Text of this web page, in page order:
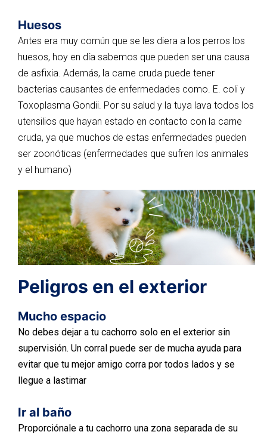
Huesos
Antes era muy común que se les diera a los perros los
huesos, hoy en día sabemos que pueden ser una causa
de asfixia. Además, la carne cruda puede tener
bacterias causantes de enfermedades como. E. coli y
Toxoplasma Gondii. Por su salud y la tuya lava todos los
utensilios que hayan estado en contacto con la carne
cruda, ya que muchos de estas enfermedades pueden
ser zoonóticas (enfermedades que sufren los animales
y el humano)
Peligros en el exterior
Mucho espacio
No debes dejar a tu cachorro solo en el exterior sin
supervisión. Un corral puede ser de mucha ayuda para
evitar que tu mejor amigo corra por todos lados y se
llegue a lastimar
Ir al baño
Proporciónale a tu cachorro una zona separada de su